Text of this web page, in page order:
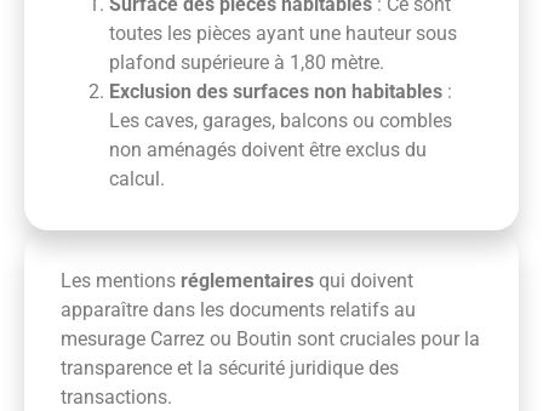
toutes les pièces ayant une hauteur sous
plafond supérieure à 1,80 mètre.
Exclusion des surfaces non habitables :
Les caves, garages, balcons ou combles
non aménagés doivent être exclus du
calcul.
Les mentions réglementaires qui doivent
apparaître dans les documents relatifs au
mesurage Carrez ou Boutin sont cruciales pour la
transparence et la sécurité juridique des
transactions.